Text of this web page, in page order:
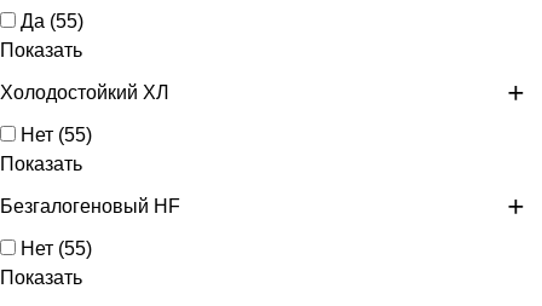
Да (55)
Показать
Холодостойкий ХЛ
Нет (55)
Показать
Безгалогеновый HF
Нет (55)
Показать